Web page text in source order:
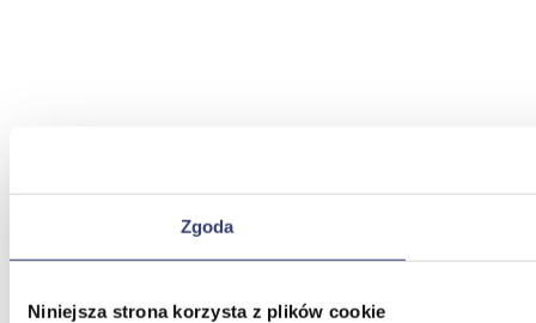
Zgoda
Niniejsza strona korzysta z plików cookie